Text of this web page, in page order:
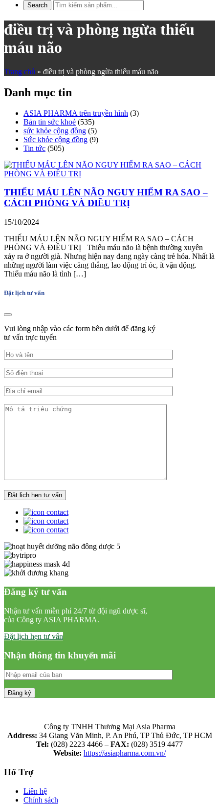
điều trị và phòng ngừa thiếu
máu não
Trang chủ » điều trị và phòng ngừa thiếu máu não
Danh mục tin
ASIA PHARMA trên truyền hình (3)
Bản tin sức khoẻ (535)
sức khỏe cộng đồng (5)
Sức khỏe cộng đồng (9)
Tin tức (505)
THIẾU MÁU LÊN NÃO NGUY HIỂM RA SAO –
CÁCH PHÒNG VÀ ĐIỀU TRỊ
15/10/2024
THIẾU MÁU LÊN NÃO NGUY HIỂM RA SAO – CÁCH
PHÒNG VÀ ĐIỀU TRỊ Thiếu máu não là bệnh thường xuyên
xảy ra ở người già. Nhưng hiện nay đang ngày càng trẻ hóa. Nhất là
những người làm việc căng thẳng, lao động trí óc, ít vận động.
Thiếu máu não là tình […]
Đặt lịch tư vấn
Vui lòng nhập vào các form bên dưới để đăng ký
tư vấn trực tuyến
Đăng ký tư vấn
Nhận tư vấn miễn phí 24/7 từ đội ngũ dược sĩ,
của Công ty ASIA PHARMA.
Đặt lịch hẹn tư vấn
Nhận thông tin khuyến mãi
Công ty TNHH Thương Mại Asia Pharma
Address: 34 Giang Văn Minh, P. An Phú, TP Thủ Đức, TP HCM
Tel: (028) 2223 4466 – FAX: (028) 3519 4477
Website: https://asiapharma.com.vn/
Hổ Trợ
Liên hệ
Chính sách